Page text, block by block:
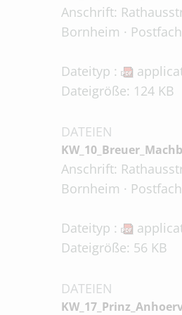
Anschrift:
Bornheim ·
Dateityp :
Dateigröße: 124 KB
DATEIEN
Anschrift:
Bornheim ·
Dateityp :
Dateigröße: 56 KB
DATEIEN